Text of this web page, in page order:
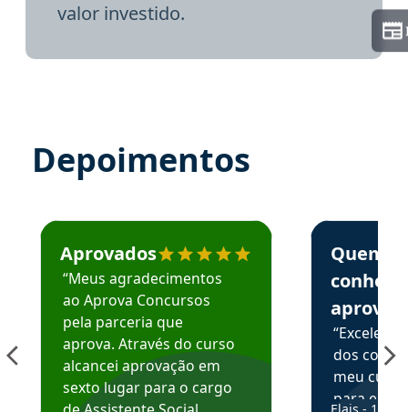
valor investido.
Depoimentos
Estudante José recomenda o Aprova Concursos em
Aprovados
“Meus agradecimentos
ao Aprova Concursos
pela parceria que
aprova. Através do curso
alcancei aprovação em
sexto lugar para o cargo
Estudante
Quem
aprova
dos
meu
para